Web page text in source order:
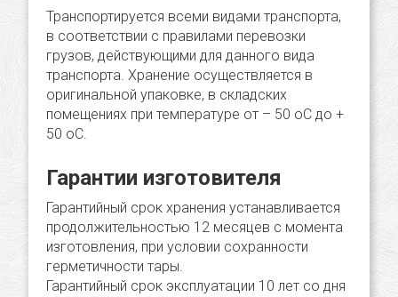
Транспортируется всеми видами транспорта,
в соответствии с правилами перевозки
грузов, действующими для данного вида
транспорта. Хранение осуществляется в
оригинальной упаковке, в складских
помещениях при температуре от – 50 оС до +
50 оС.
Гарантии изготовителя
Гарантийный срок хранения устанавливается
продолжительностью 12 месяцев с момента
изготовления, при условии сохранности
герметичности тары.
Гарантийный срок эксплуатации 10 лет со дня